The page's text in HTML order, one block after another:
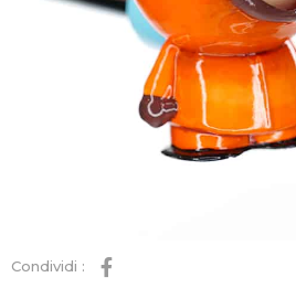
Condividi :